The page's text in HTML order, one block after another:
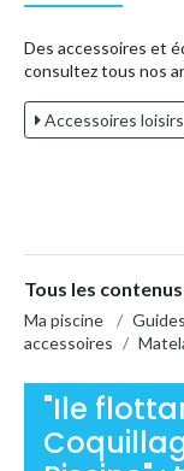
Des accessoires et
consultez tous nos
Accessoires loisirs
Tous les
Ma piscine /
accessoires /
"Ile